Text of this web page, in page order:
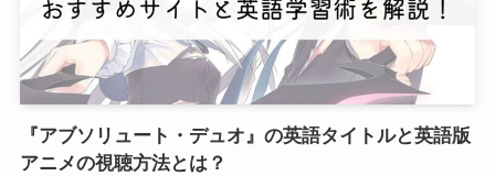
『アブソリュート・デュオ』の英語タイトルと英語版
アニメの視聴方法とは？